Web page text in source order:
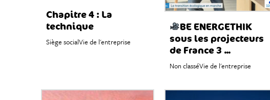
Chapitre 4 : La
technique
Siège socialVie de l'entreprise
BE ENERGETHIK
sous les projecteurs
de France 3 ...
Non classéVie de l'entreprise